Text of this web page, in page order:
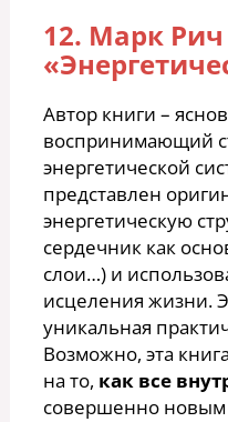
12. Марк Рич
Автор книги –
воспринимающий
энергетической
представлен
энергетическую
сердечник как
слои…) и
исцеления жизни.
уникальная
Возможно, эта
на то, как все
совершенно новым